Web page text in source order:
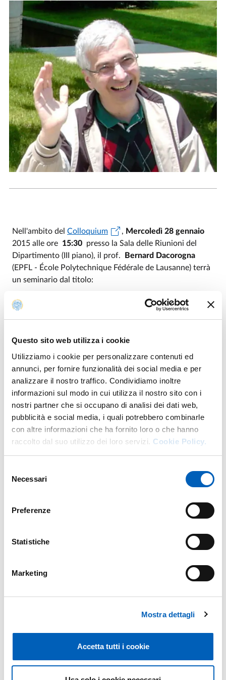
Questo sito web utilizza i cookie
Utilizziamo i cookie per personalizzare contenuti ed
annunci, per fornire funzionalità dei social media e per
analizzare il nostro traffico. Condividiamo inoltre
informazioni sul modo in cui utilizza il nostro sito con i
nostri partner che si occupano di analisi dei dati web,
pubblicità e social media, i quali potrebbero combinarle
con altre informazioni che ha fornito loro o che hanno
raccolto dal suo utilizzo dei loro servizi. Cookie Policy.
delNecessari
Preferenze
Statistiche
Marketing
Mostra dettagli
Accetta tutti i cookie
Nell'ambito del Colloquium , Mercoledì 28 gennaio
2015 alle ore 15:30 presso la Sala delle Riunioni del
Dipartimento (III piano), il prof.
Bernard Dacorogna
(EPFL - École Polytechnique Fédérale de Lausanne) terrà
un seminario dal titolo:
A Dirichlet problem involving the divergence operator
Tutti gli interessati sono inviatati a partecipare
Proff. Adriano Tomassini, Alessandra Lunardi
pagina personale prof. Dacorogna
PDF ABSTRACT DEL SEMINARIO
Modificato il